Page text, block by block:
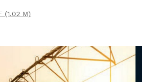
(1.02 M)